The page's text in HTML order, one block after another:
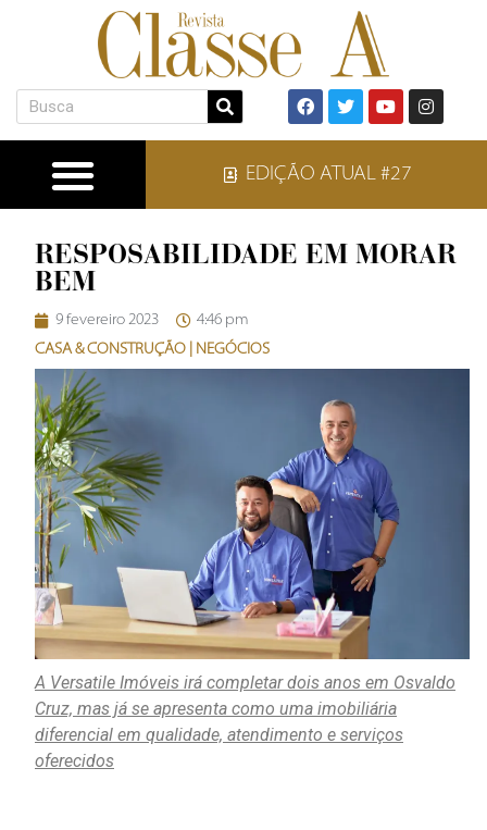
EDIÇÃO ATUAL #27
RESPOSABILIDADE EM MORAR
BEM
9 fevereiro 2023
4:46 pm
CASA & CONSTRUÇÃO
NEGÓCIOS
A Versatile Imóveis irá completar dois anos em Osvaldo
Cruz, mas já se apresenta como uma imobiliária
diferencial em qualidade, atendimento e serviços
oferecidos